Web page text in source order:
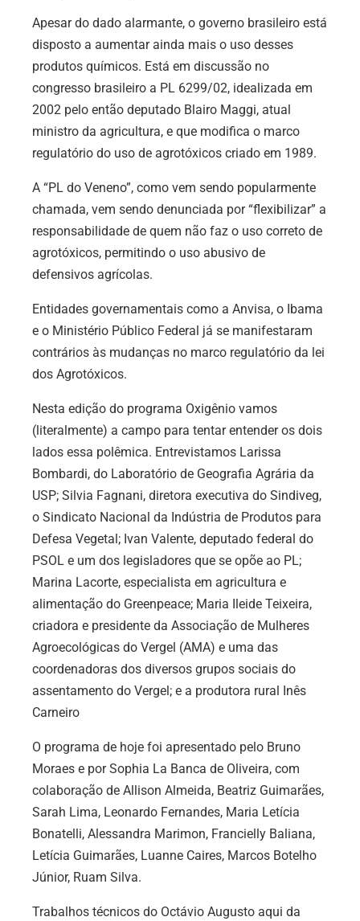
Apesar do dado alarmante, o governo brasileiro está
disposto a aumentar ainda mais o uso desses
produtos químicos. Está em discussão no
congresso brasileiro a PL 6299/02, idealizada em
2002 pelo então deputado Blairo Maggi, atual
ministro da agricultura, e que modifica o marco
regulatório do uso de agrotóxicos criado em 1989.
A “PL do Veneno”, como vem sendo popularmente
chamada, vem sendo denunciada por “flexibilizar” a
responsabilidade de quem não faz o uso correto de
agrotóxicos, permitindo o uso abusivo de
defensivos agrícolas.
Entidades governamentais como a Anvisa, o Ibama
e o Ministério Público Federal já se manifestaram
contrários às mudanças no marco regulatório da lei
dos Agrotóxicos.
Nesta edição do programa Oxigênio vamos
(literalmente) a campo para tentar entender os dois
lados essa polêmica. Entrevistamos Larissa
Bombardi, do Laboratório de Geografia Agrária da
USP; Silvia Fagnani, diretora executiva do Sindiveg,
o Sindicato Nacional da Indústria de Produtos para
Defesa Vegetal; Ivan Valente, deputado federal do
PSOL e um dos legisladores que se opõe ao PL;
Marina Lacorte, especialista em agricultura e
alimentação do Greenpeace; Maria Ileide Teixeira,
criadora e presidente da Associação de Mulheres
Agroecológicas do Vergel (AMA) e uma das
coordenadoras dos diversos grupos sociais do
assentamento do Vergel; e a produtora rural Inês
Carneiro
O programa de hoje foi apresentado pelo Bruno
Moraes e por Sophia La Banca de Oliveira, com
colaboração de Allison Almeida, Beatriz Guimarães,
Sarah Lima, Leonardo Fernandes, Maria Letícia
Bonatelli, Alessandra Marimon, Francielly Baliana,
Letícia Guimarães, Luanne Caires, Marcos Botelho
Júnior, Ruam Silva.
Trabalhos técnicos do Octávio Augusto aqui da